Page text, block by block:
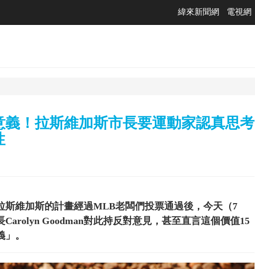
緯來新聞網 電視網
義！拉斯維加斯市長要運動家認真思考
斯維加斯的計畫經過MLB老闆們投票通過後，今天（7
Carolyn Goodman對此持反對意見，甚至直言這個價值15
。